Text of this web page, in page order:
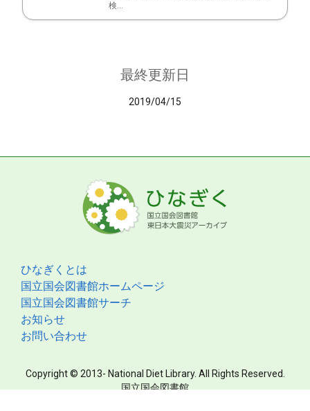
検...
最終更新日
2019/04/15
ひなぎくとは
国立国会図書館ホームページ
国立国会図書館サーチ
お知らせ
お問い合わせ
Copyright © 2013- National Diet Library. All Rights Reserved.